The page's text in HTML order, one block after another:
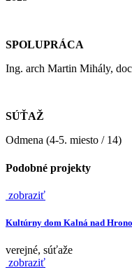
SPOLUPRÁCA
Ing. arch Martin Mihály,
SÚŤAŽ
Odmena (4-5. miesto / 14)
Podobné projekty
zobraziť
Kultúrny dom Kalná nad
verejné, súťaže
zobraziť